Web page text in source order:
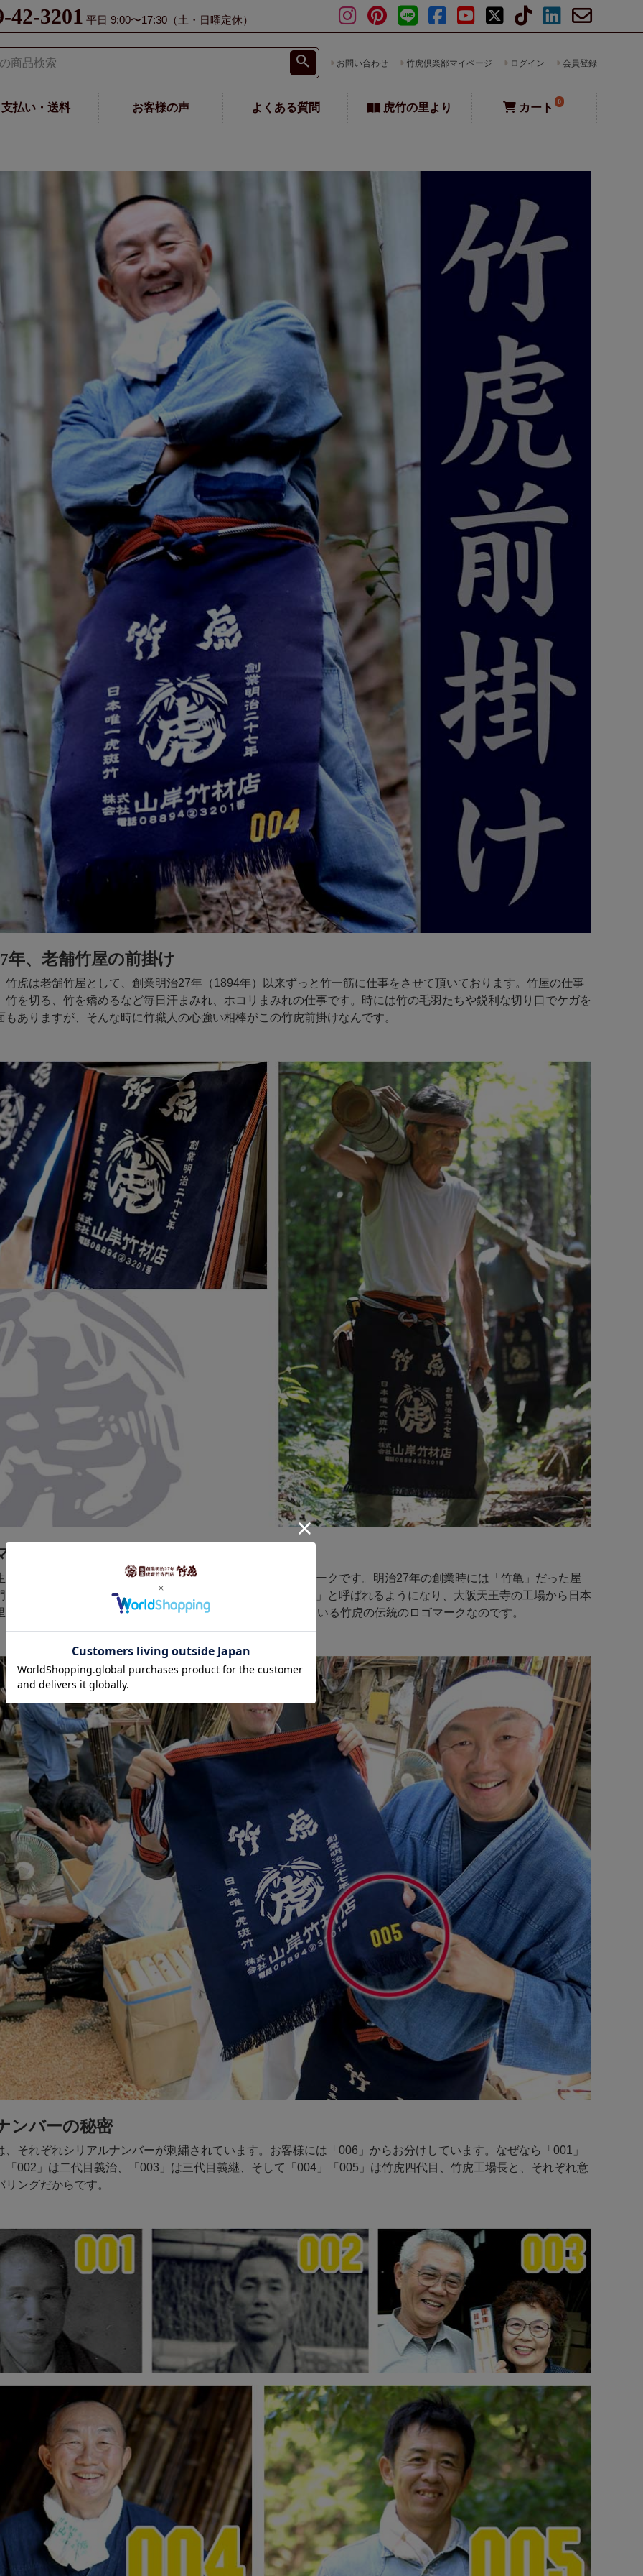
42-3201 平日 9:00〜17:30（土・日曜定休）
お問い合わせ 竹虎倶楽部マイページ ログイン 会員登録
支払い・送料 お客様の声 よくある質問 虎竹の里より カート 0
年、老舗竹屋の前掛け
虎は老舗竹屋として、創業明治27年（1894年）以来ずっと竹一筋に仕事をさせて頂いております。竹屋の仕事
竹を切る、竹を矯めるなど毎日汗まみれ、ホコリまみれの仕事です。時には竹の毛羽たちや鋭利な切り口でケガを
もありますが、そんな時に竹職人の心強い相棒がこの竹虎前掛けなんです。
ク
地に鮮やかに浮かび上がるのは二代目義治考案の竹虎ロゴマークです。明治27年の創業時には「竹亀」だった屋
の竹屋という事で日本中の竹屋さん、竹職人さんから「竹虎」と呼ばれるようになり、大阪天王寺の工場から日本
に本社を移した70年近く前からずっと変わる事なく使われている竹虎の伝統のロゴマークなのです。
ンバーの秘密
、それぞれシリアルナンバーが刺繍されています。お客様には「006」からお分けしています。なぜなら「001」
「002」は二代目義治、「003」は三代目義継、そして「004」「005」は竹虎四代目、竹虎工場長と、それぞれ意
ングだからです。